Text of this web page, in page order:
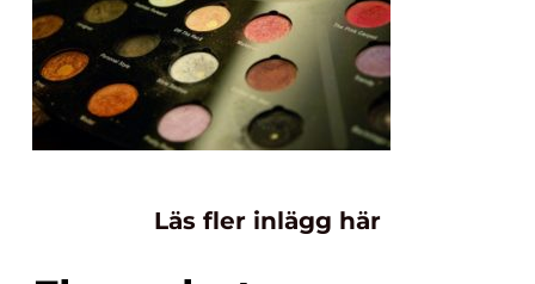
Läs fler inlägg här